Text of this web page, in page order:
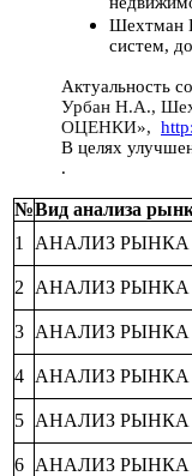
Шехтман
систем,
Актуальность
Урбан Н.А.,
ОЦЕНКИ»,
В целях
.
№Вид анализа
1
АНАЛИЗ
2 АНАЛИЗ
3 АНАЛИЗ
4 АНАЛИЗ
5 АНАЛИЗ
6 АНАЛИЗ